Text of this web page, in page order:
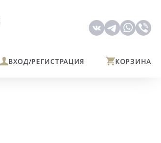
ВХОД/РЕГИСТРАЦИЯ КОРЗИНА